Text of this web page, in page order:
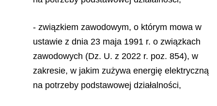
- związkiem zawodowym, o którym mowa w
ustawie z dnia 23 maja 1991 r. o związkach
zawodowych (Dz. U. z 2022 r. poz. 854), w
zakresie, w jakim zużywa energię elektryczną
na potrzeby podstawowej działalności,